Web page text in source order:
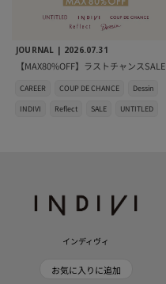
JOURNAL | 2026.07.31
【MAX80%OFF】ラストチャンスSALE
CAREER COUP DE CHANCE
Dessin
INDIVI
Reflect SALE UNTITLED
インディヴィ
お気に入りに追加